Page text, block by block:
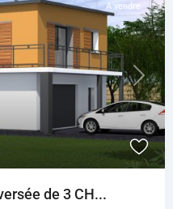
Next
A vendre
de 3 CH...